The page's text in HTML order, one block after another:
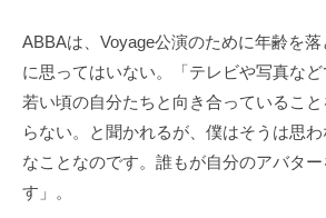
ABBAは、Voyage公演のために年齢を
に思ってはいない。「テレビや写真な
若い頃の自分たちと向き合っているこ
らない。と聞かれるが、僕はそうは思
なことなのです。誰もが自分のアバタ
す」。